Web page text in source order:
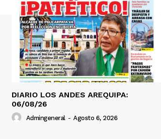
DIARIO LOS ANDES AREQUIPA:
06/08/26
Admingeneral - Agosto 6, 2026